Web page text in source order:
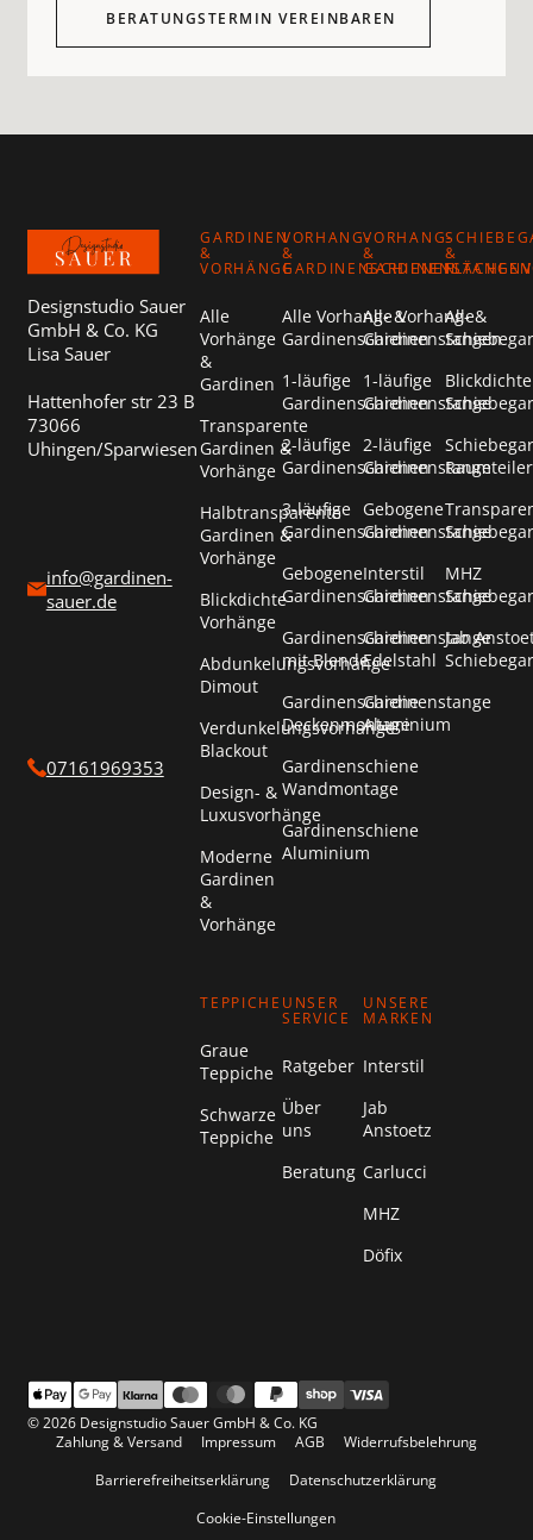
BERATUNGSTERMIN VEREINBAREN
Designstudio Sauer
GmbH & Co. KG
Lisa Sauer
Hattenhofer str 23 B
73066
Uhingen/Sparwiesen
info@gardinen-
sauer.de
07161969353
GARDINEN
&
VORHÄNGE
Alle
Vorhänge
&
Gardinen
Transparente
Gardinen &
Vorhänge
Halbtransparente
Gardinen &
Vorhänge
Blickdichte
Vorhänge
Abdunkelungsvorhänge
Dimout
Verdunkelungsvorhänge
Blackout
Design- &
Luxusvorhänge
Moderne
Gardinen
&
Vorhänge
VORHANG-
&
GARDINENSCHIENEN
Alle Vorhang- &
Gardinenschienen
1-läufige
Gardinenschienen
2-läufige
Gardinenschienen
3-läufige
Gardinenschienen
Gebogene
Gardinenschienen
Gardinenschienen
mit Blende
Gardinenschiene
Deckenmontage
Gardinenschiene
Wandmontage
Gardinenschiene
Aluminium
VORHANG-
&
GARDINENSTANGEN
Alle Vorhang- &
Gardinenstangen
1-läufige
Gardinenstange
2-läufige
Gardinenstange
Gebogene
Gardinenstange
Interstil
Gardinenstange
Gardinenstange
Edelstahl
Gardinenstange
Aluminium
&
Alle
Blickdichte
Raumteiler
MHZ
Jab
TEPPICHE
Graue
Teppiche
Schwarze
Teppiche
UNSER
SERVICE
Ratgeber
Über
uns
Beratung
UNSERE
MARKEN
Interstil
Jab
Anstoetz
Carlucci
MHZ
Döfix
© 2026 Designstudio Sauer GmbH & Co. KG
Zahlung & Versand
Impressum AGB
Widerrufsbelehrung
Barrierefreiheitserklärung
Datenschutzerklärung
Cookie-Einstellungen